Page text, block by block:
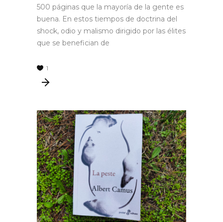
500 páginas que la mayoría de la gente es
buena. En estos tiempos de doctrina del
shock, odio y malismo dirigido por las élites
que se benefician de
1